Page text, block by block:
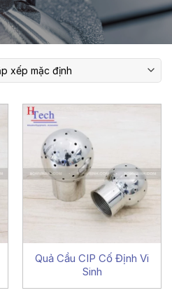
Quả Cầu CIP Cố Định Vi
Sinh